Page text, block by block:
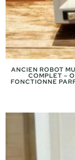
ANCIEN ROBOT
COMPLET –
FONCTIONNE